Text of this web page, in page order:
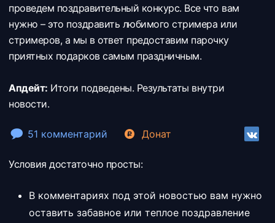
проведем поздравительный конкурс. Все что вам
нужно – это поздравить любимого стримера или
стримеров, а мы в ответ предоставим парочку
приятных подарков самым праздничным.
Апдейт: Итоги подведены. Результаты внутри
новости.
51 комментарий Донат
Условия достаточно просты:
В комментариях под этой новостью вам нужно
оставить забавное или теплое поздравление